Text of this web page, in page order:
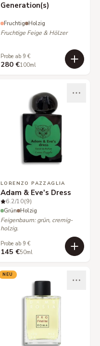
Generation(s)
Fruchtig Holzig
Fruchtige Feige & Hölzer
Probe ab 9 €
280 €100ml
LORENZO PAZZAGLIA
Adam & Eve's Dress
6.2/10(9)
Grün Holzig
Feigenbaum: grün, cremig-
holzig.
Probe ab 9 €
145 €50ml
NEU